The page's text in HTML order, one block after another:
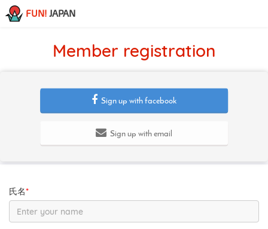
FUN! JAPAN
Member registration
Sign up with facebook
Sign up with email
氏名 *